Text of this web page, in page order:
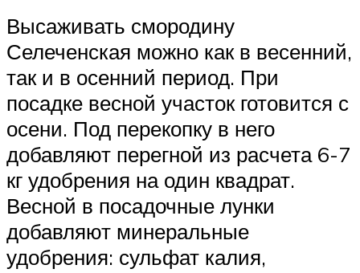
Высаживать смородину
Селеченская можно как в весенний,
так и в осенний период. При
посадке весной участок готовится с
осени. Под перекопку в него
добавляют перегной из расчета 6-7
кг удобрения на один квадрат.
Весной в посадочные лунки
добавляют минеральные
удобрения: сульфат калия,